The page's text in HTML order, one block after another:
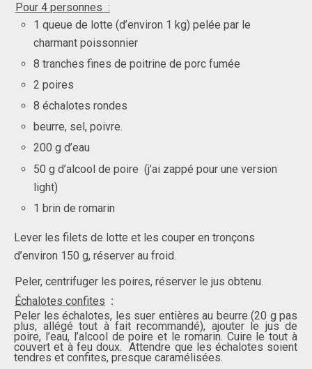
Pour 4 personnes :
1 queue de lotte (d’environ 1 kg) pelée par le
charmant poissonnier
8 tranches fines de poitrine de porc fumée
2 poires
8 échalotes rondes
beurre, sel, poivre.
200 gd’eau
50 g d’alcool de poire (j’ai zappé pour une version
light)
1 brin de romarin
Lever les filets de lotte et les couper en tronçons
d’environ 150 g, réserver au froid.
Peler, centrifuger les poires, réserver le jus obtenu.
Échalotes confites :
Peler les échalotes, les suer entières au beurre (20 g pas
plus, allégé tout à fait recommandé), ajouter le jus de
poire, l’eau, l’alcool de poire et le romarin. Cuire le toutà
cou­vert et à feu doux. Attendre que les échalotes soient
tendres et confites, presque caramélisées.